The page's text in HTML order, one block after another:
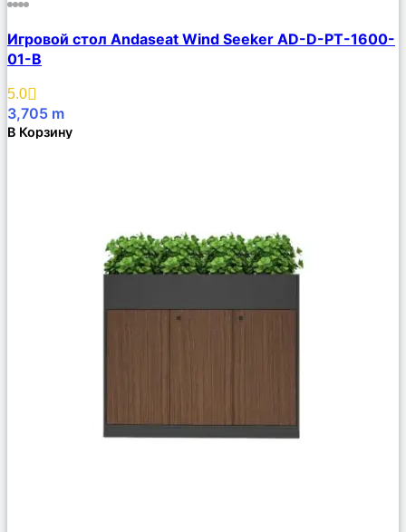
Описание
Избранное
Игровой стол Andaseat Wind Seeker AD-D-PT-1600-
01-B
5.0
3,705 m
В Корзину